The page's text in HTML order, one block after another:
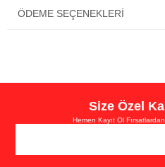
Epson EcoTank L3070 Muadil
Mürekkep, Epson EcoTank L320
Mürekkep, Epson EcoTank L385
Epson EcoTank L455 Muadil
Mürekkep, Epson EcoTank L485
ÖDEME SEÇENEKLERI
Size Özel
Hemen Kayıt Ol